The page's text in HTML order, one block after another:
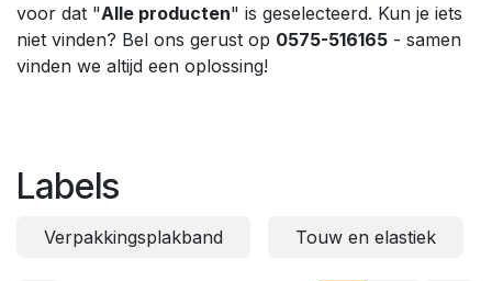
voor dat "Alle producten" is geselecteerd. Kun je iets
niet vinden? Bel ons gerust op 0575-516165 - samen
vinden we altijd een oplossing!
Labels
Verpakkingsplakband Touw en elastiek